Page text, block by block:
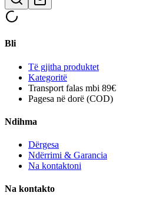
Bli
Të gjitha produktet
Kategoritë
Transport falas mbi 89€
Pagesa në dorë (COD)
Ndihma
Dërgesa
Ndërrimi & Garancia
Na kontaktoni
Na kontakto